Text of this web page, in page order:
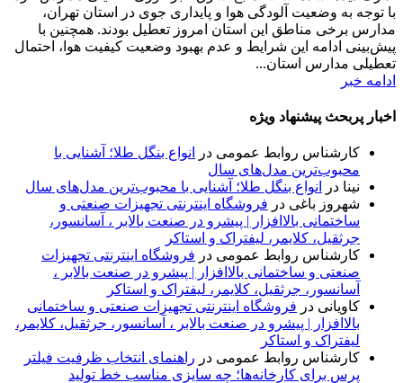
با توجه به وضعیت آلودگی هوا و پایداری جوی در استان تهران،
مدارس برخی مناطق این استان امروز تعطیل بودند. همچنین با
پیش‌بینی ادامه این شرایط و عدم بهبود وضعیت کیفیت هوا، احتمال
تعطیلی مدارس استان...
ادامه خبر
اخبار پربحث پیشنهاد ویژه
کارشناس روابط عمومی در
انواع بنگل طلا؛ آشنایی با
محبوب‌ترین مدل‌های سال
نینا در
انواع بنگل طلا؛ آشنایی با محبوب‌ترین مدل‌های سال
شهروز باغی در فروشگاه اینترنتی تجهیزات صنعتی و
ساختمانی بالاافزار | پیشرو در صنعت بالابر ، آسانسور،
جرثقیل، کلایمر، لیفتراک و استاکر
کارشناس روابط عمومی در فروشگاه اینترنتی تجهیزات
صنعتی و ساختمانی بالاافزار | پیشرو در صنعت بالابر ،
آسانسور، جرثقیل، کلایمر، لیفتراک و استاکر
کاویانی در فروشگاه اینترنتی تجهیزات صنعتی و ساختمانی
بالاافزار | پیشرو در صنعت بالابر ، آسانسور، جرثقیل، کلایمر،
لیفتراک و استاکر
کارشناس روابط عمومی در راهنمای انتخاب ظرفیت فیلتر
پرس برای کارخانه‌ها؛ چه سایزی مناسب خط تولید